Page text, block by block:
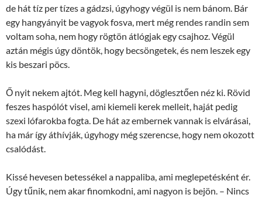
de hát tíz per tízes a gádzsi, úgyhogy végül is nem bánom. Bár
egy hangyányit be vagyok fosva, mert még rendes randin sem
voltam soha, nem hogy rögtön átlógjak egy csajhoz. Végül
aztán mégis úgy döntök, hogy becsöngetek, és nem leszek egy
kis beszari pöcs.
Ő nyit nekem ajtót. Meg kell hagyni, döglesztően néz ki. Rövid
feszes haspólót visel, ami kiemeli kerek melleit, haját pedig
szexi lófarokba fogta. De hát az embernek vannak is elvárásai,
ha már így áthívják, úgyhogy még szerencse, hogy nem okozott
csalódást.
Kissé hevesen betessékel a nappaliba, ami meglepetésként ér.
Úgy tűnik, nem akar finomkodni, ami nagyon is bejön. – Nincs